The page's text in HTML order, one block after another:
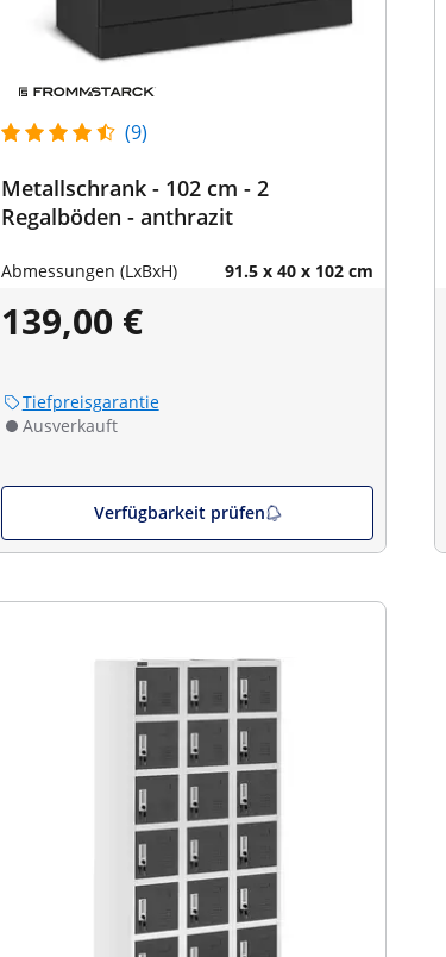
(9)
Metallschrank - 102 cm - 2
Regalböden - anthrazit
Abmessungen (LxBxH) 91.5 x 40 x 102 cm
139,00 €
Tiefpreisgarantie
Ausverkauft
Verfügbarkeit prüfen